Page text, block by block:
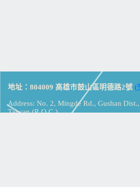
地址：804009 高雄市鼓山區明德路2號 (
Address: No. 2, Mingde Rd., Gushan
Taiwan (R.O.C.)